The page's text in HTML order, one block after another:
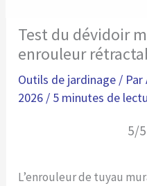
Test du dévidoir
enrouleur
Outils de jardinage / Par
2026 / 5 minutes de
5/
L’enrouleur de tuyau